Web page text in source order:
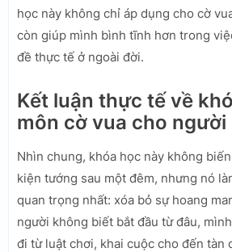
học này không chỉ áp dụng cho cờ
còn giúp mình bình tĩnh hơn trong
đề thực tế ở ngoài đời.
Kết luận thực tế về
môn cờ vua cho người
Nhìn chung, khóa học này không
kiện tướng sau một đêm, nhưng nó
quan trọng nhất: xóa bỏ sự hoang
người không biết bắt đầu từ đâu,
đi từ luật chơi, khai cuộc cho đến tàn